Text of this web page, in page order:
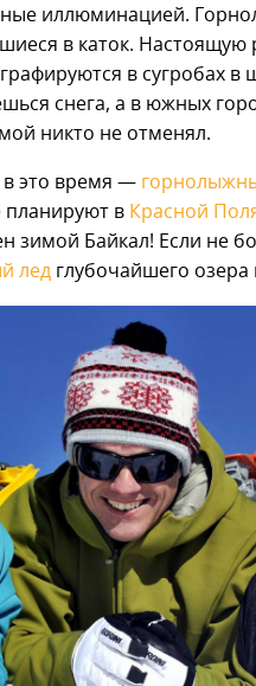
иллюминацией.
в каток.
в сугробах в
снега, а в южных
никто не отменял.
в это время —
в Красной
зимой Байкал! Если не
лед глубочайшего озера